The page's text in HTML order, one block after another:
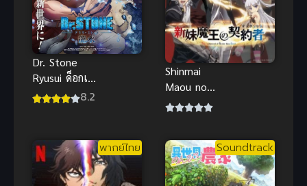
Dr. Stone
Ryusui ด็อกเต
อร์สโตน (ภาค
8.2
Shinmai
Maou no
Testament
เป็นจอมมาร
ภาค 1
พากย์ไทย Soundtrack